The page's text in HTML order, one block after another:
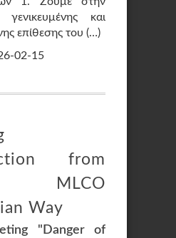
και
επίθεσης του (…)
02-15
from
Way
"Danger of